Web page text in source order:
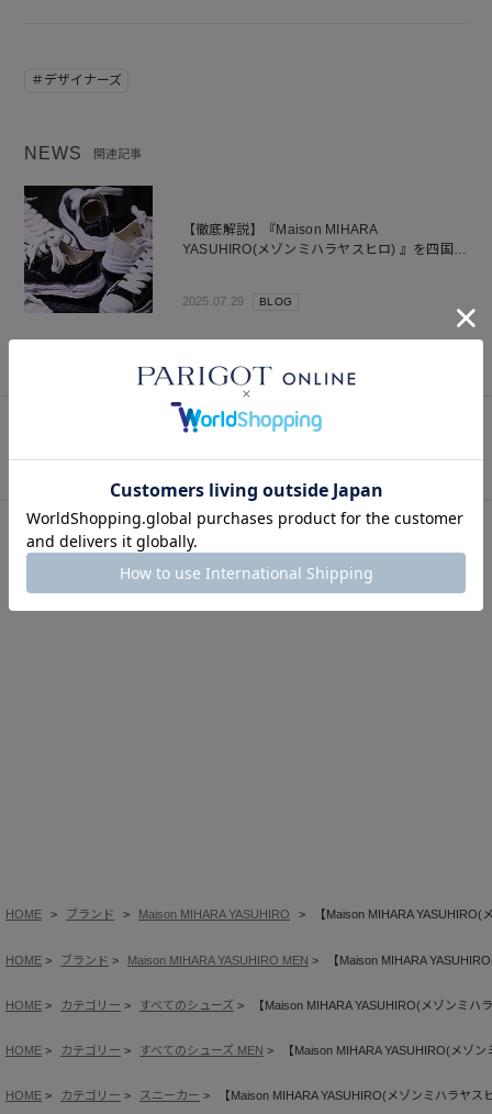
＃デザイナーズ
NEWS 関連記事
【徹底解説】『Maison MIHARA
YASUHIRO(メゾンミハラヤスヒロ) 』を四国で
2025.07.29 BLOG
インスタグラム
このアイテムを見た人はこの商品もチェックしています
HOME ブランド Maison MIHARA YASUHIRO 【Maison MIHARA
HOME ブランド Maison MIHARA YASUHIRO MEN 【Maison MIHARA
HOME カテゴリー すべてのシューズ 【Maison MIHARA YASUHIRO(メゾンミ
HOME カテゴリー すべてのシューズ MEN 【Maison MIHARA YASUHIRO(メゾ
HOME カテゴリー スニーカー 【Maison MIHARA YASUHIRO(メゾンミハラヤ